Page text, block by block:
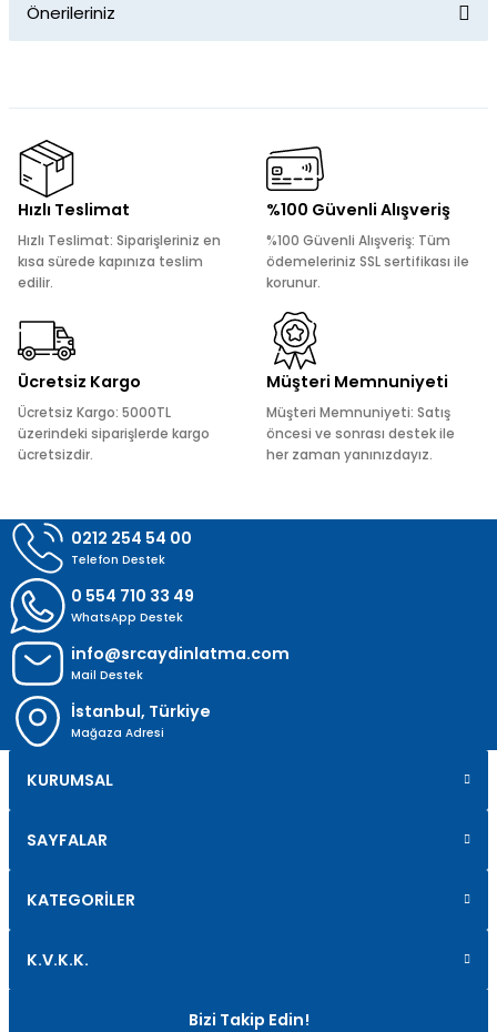
Önerileriniz
kullanarak tarafımıza iletebilirsiniz.
Görüş ve önerileriniz için teşekkür ederiz.
Ürün resmi kalitesiz, bozuk veya görüntülenemiyor.
Ürün bilgilerinde hatalar bulunuyor.
Ürün fiyatı diğer sitelerden daha pahalı.
Bu ürüne benzer farklı alternatifler olmalı.
Hızlı Teslimat
Hızlı Teslimat: Siparişleriniz en
kısa sürede kapınıza teslim
edilir.
%100 Güvenli Alışveriş
%100 Güvenli Alışveriş: Tüm
ödemeleriniz SSL sertifikası ile
korunur.
Ücretsiz Kargo
Ücretsiz Kargo: 5000TL
üzerindeki siparişlerde kargo
ücretsizdir.
Müşteri Memnuniyeti
Müşteri Memnuniyeti: Satış
öncesi ve sonrası destek ile
her zaman yanınızdayız.
0212 254 54 00
Telefon Destek
0 554 710 33 49
WhatsApp Destek
info@srcaydinlatma.com
Mail Destek
İstanbul, Türkiye
Mağaza Adresi
KURUMSAL
SAYFALAR
KATEGORİLER
K.V.K.K.
Bizi Takip Edin!